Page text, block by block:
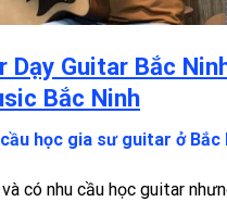
Dạy Guitar Bắc
Bắc Ninh
học gia sư guitar ở Bắc
có nhu cầu học guitar